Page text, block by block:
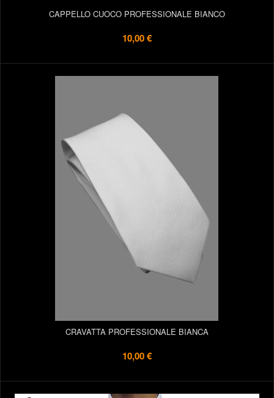
CAPPELLO CUOCO PROFESSIONALE BIANCO
10,00 €
CRAVATTA PROFESSIONALE BIANCA
10,00 €